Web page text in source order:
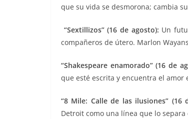
que su vida se desmorona; cambia
“Sextillizos” (16 de agosto): Un
compañeros de útero. Marlon
“Shakespeare enamorado” (16 de
que esté escrita y encuentra el
“8 Mile: Calle de las ilusiones” (16
Detroit como una línea que lo